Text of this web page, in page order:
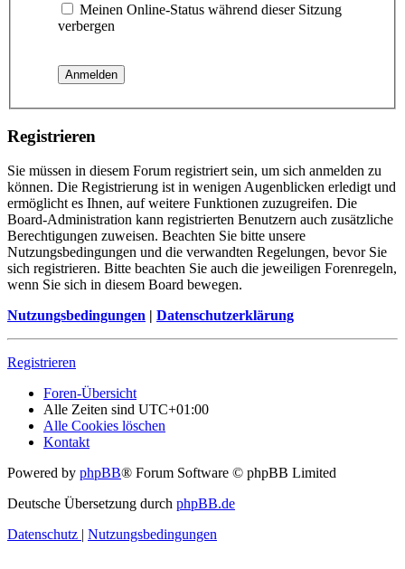
Meinen Online-Status während dieser Sitzung
verbergen
Registrieren
Sie müssen in diesem Forum registriert sein, um sich anmelden zu
können. Die Registrierung ist in wenigen Augenblicken erledigt und
ermöglicht es Ihnen, auf weitere Funktionen zuzugreifen. Die
Board-Administration kann registrierten Benutzern auch zusätzliche
Berechtigungen zuweisen. Beachten Sie bitte unsere
Nutzungsbedingungen und die verwandten Regelungen, bevor Sie
sich registrieren. Bitte beachten Sie auch die jeweiligen Forenregeln,
wenn Sie sich in diesem Board bewegen.
Nutzungsbedingungen | Datenschutzerklärung
Registrieren
Foren-Übersicht
Alle Zeiten sind UTC+01:00
Alle Cookies löschen
Kontakt
Powered by phpBB® Forum Software © phpBB Limited
Deutsche Übersetzung durch phpBB.de
Datenschutz | Nutzungsbedingungen